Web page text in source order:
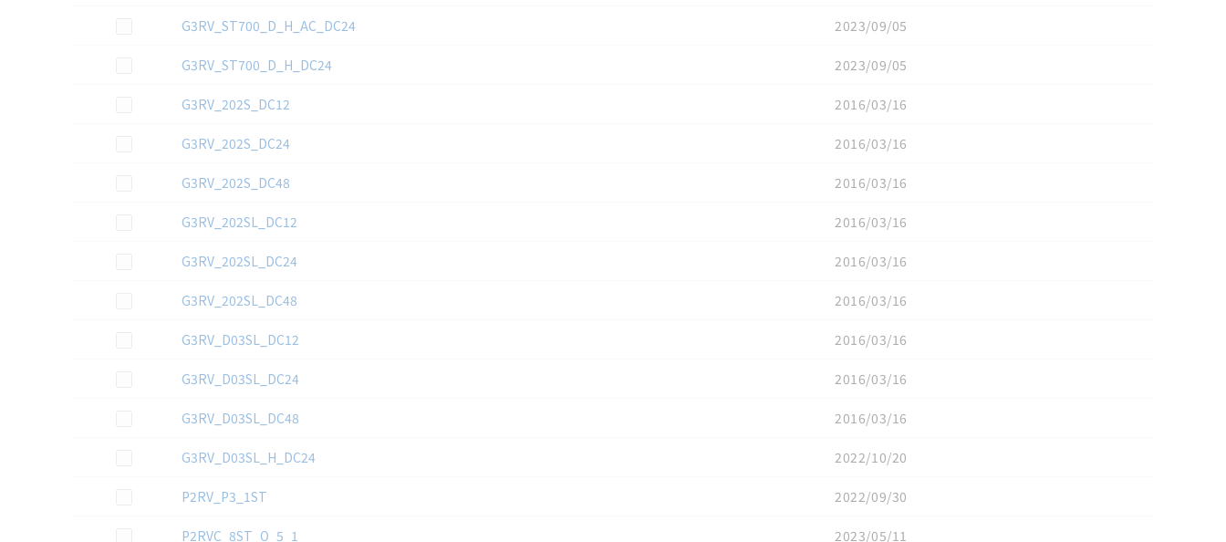
この資料を選択G3RV_ST700_D_H_AC_DC24
2023/09/05
この資料を選択G3RV_ST700_D_H_DC24
2023/09/05
この資料を選択G3RV_202S_DC12
2016/03/16
この資料を選択G3RV_202S_DC24
2016/03/16
この資料を選択G3RV_202S_DC48
2016/03/16
この資料を選択G3RV_202SL_DC12
2016/03/16
この資料を選択G3RV_202SL_DC24
2016/03/16
この資料を選択G3RV_202SL_DC48
2016/03/16
この資料を選択G3RV_D03SL_DC12
2016/03/16
この資料を選択G3RV_D03SL_DC24
2016/03/16
この資料を選択G3RV_D03SL_DC48
2016/03/16
この資料を選択G3RV_D03SL_H_DC24
2022/10/20
この資料を選択P2RV_P3_1ST
2022/09/30
この資料を選択P2RVC_8ST_O_5_1 2023/05/11